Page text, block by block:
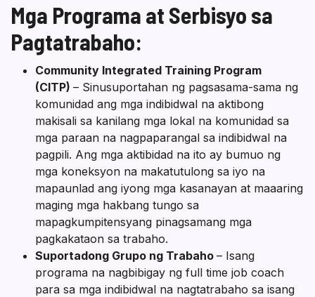
Mga Programa at Serbisyo sa
Pagtatrabaho:
Community Integrated Training Program
(CITP) – Sinusuportahan ng pagsasama-sama ng
komunidad ang mga indibidwal na aktibong
makisali sa kanilang mga lokal na komunidad sa
mga paraan na nagpaparangal sa indibidwal na
pagpili. Ang mga aktibidad na ito ay bumuo ng
mga koneksyon na makatutulong sa iyo na
mapaunlad ang iyong mga kasanayan at maaaring
maging mga hakbang tungo sa
mapagkumpitensyang pinagsamang mga
pagkakataon sa trabaho.
Suportadong Grupo ng Trabaho – Isang
programa na nagbibigay ng full time job coach
para sa mga indibidwal na nagtatrabaho sa isang